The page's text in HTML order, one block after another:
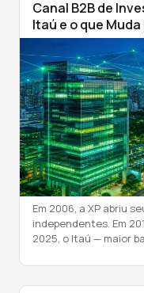
Canal B2B de
Itaú e o que
Em 2006, a XP abriu
independentes. Em
2025, o Itaú — maior
O padrão se repete:
canal valida o